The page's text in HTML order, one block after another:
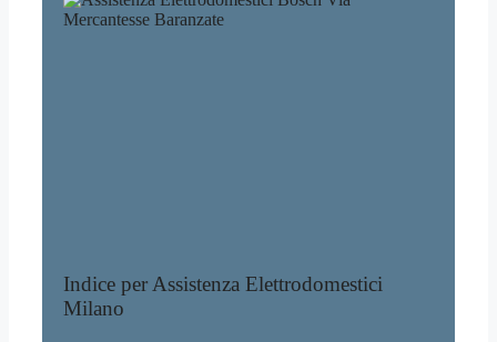
Indice per Assistenza Elettrodomestici
Milano